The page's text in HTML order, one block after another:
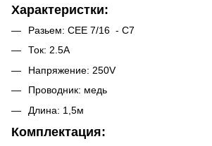
Характеристки:
Разьем: CEE 7/16 - C7
Ток: 2.5A
Напряжение: 250V
Проводник: медь
Длина: 1,5м
Комплектация: